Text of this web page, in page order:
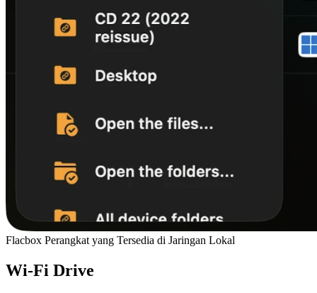
Flacbox Perangkat yang Tersedia di Jaringan Lokal
Wi-Fi Drive